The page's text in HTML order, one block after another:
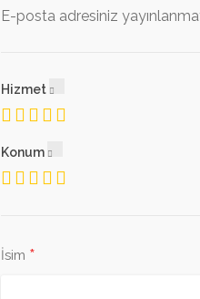
E-posta adresiniz
Hizmet
Konum
İsim *